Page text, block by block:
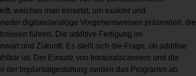
welches man einsetzt, um exakter und
digitale/analoge Vorgehensweisen präsentiert, die
führen. Die additive Fertigung im
und Zukunft. Es stellt sich die Frage, ob additive
ist. Der Einsatz von Intraoralscannern und die
Implantatgestaltung runden das Programm ab.